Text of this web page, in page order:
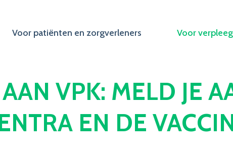
Voor patiënten en zorgverleners Voor
VPK: MELD JE
EN DE